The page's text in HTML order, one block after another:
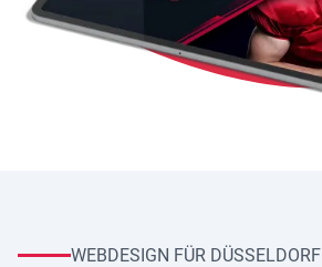
WEBDESIGN FÜR DÜSSELDORF